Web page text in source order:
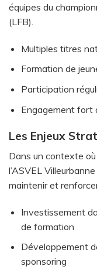
équipes du
(LFB).
Multiples titres
Formation de
Participation
Engagement fort
Les Enjeux
Dans un contexte
l’ASVEL
maintenir et
Investissement
de formation
Développement
sponsoring